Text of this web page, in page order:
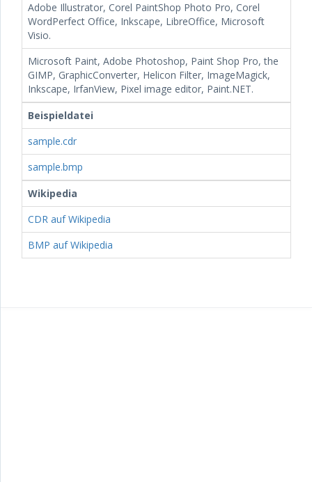
Adobe Illustrator, Corel PaintShop Photo Pro, Corel
WordPerfect Office, Inkscape, LibreOffice, Microsoft
Visio.
Microsoft Paint, Adobe Photoshop, Paint Shop Pro, the
GIMP, GraphicConverter, Helicon Filter, ImageMagick,
Inkscape, IrfanView, Pixel image editor, Paint.NET.
Beispieldatei
sample.cdr
sample.bmp
Wikipedia
CDR auf Wikipedia
BMP auf Wikipedia